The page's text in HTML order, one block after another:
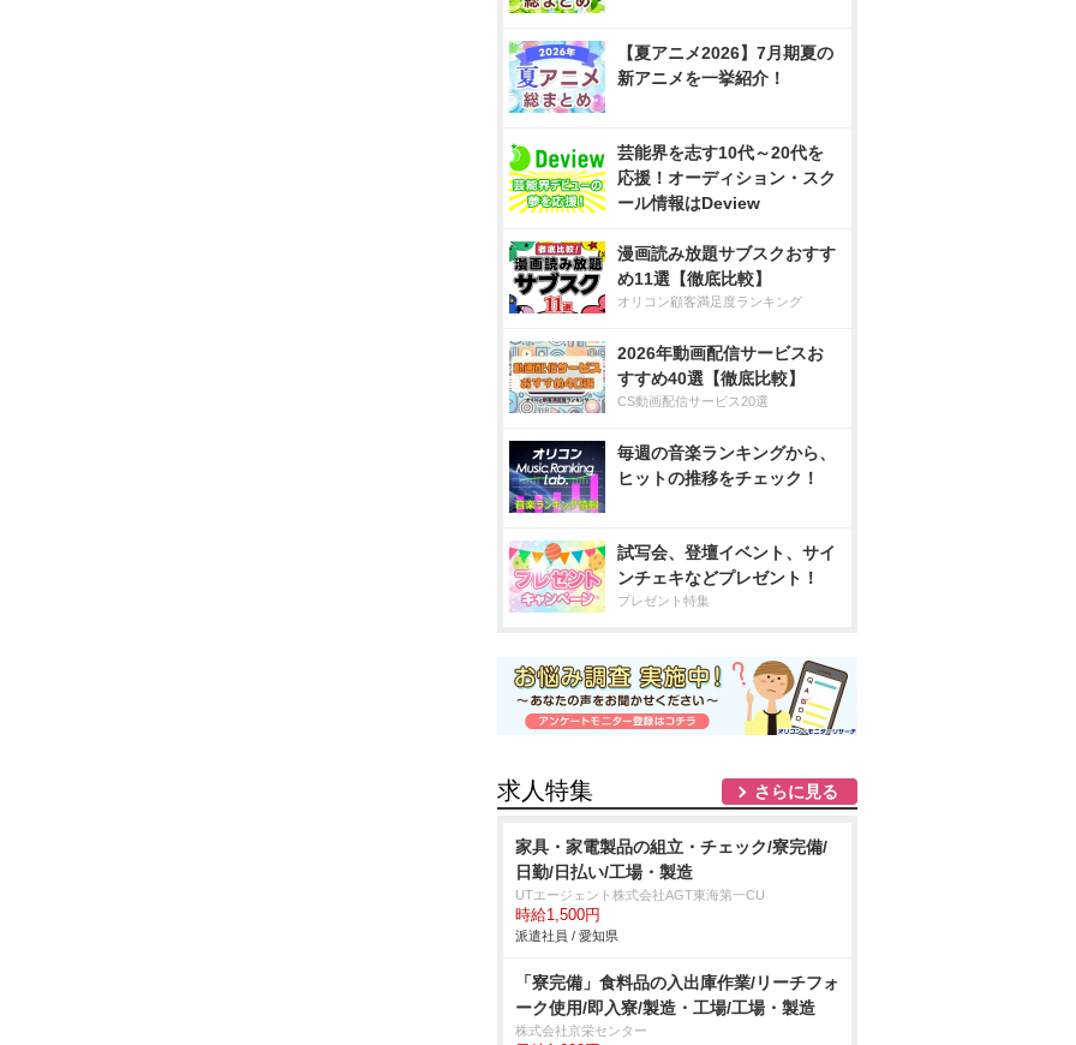
【夏アニメ2026】7月期夏の
新アニメを一挙紹介！
芸能界を志す10代～20代を
応援！オーディション・スク
ール情報はDeview
漫画読み放題サブスクおすす
め11選【徹底比較】
オリコン顧客満足度ランキング
2026年動画配信サービスお
すすめ40選【徹底比較】
CS動画配信サービス20選
毎週の音楽ランキングから、
ヒットの推移をチェック！
試写会、登壇イベント、サイ
ンチェキなどプレゼント！
プレゼント特集
求人特集 さらに見る
家具・家電製品の組立・チェック/寮完備/
日勤/日払い/工場・製造
UTエージェント株式会社AGT東海第一CU
時給1,500円
派遣社員 / 愛知県
「寮完備」食料品の入出庫作業/リーチフォ
ーク使用/即入寮/製造・工場/工場・製造
株式会社京栄センター